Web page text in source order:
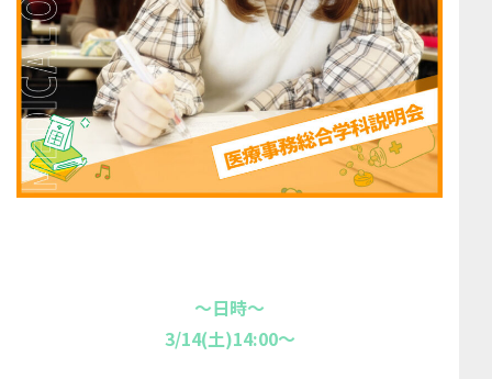
～日時～
3/14(土)14:00～